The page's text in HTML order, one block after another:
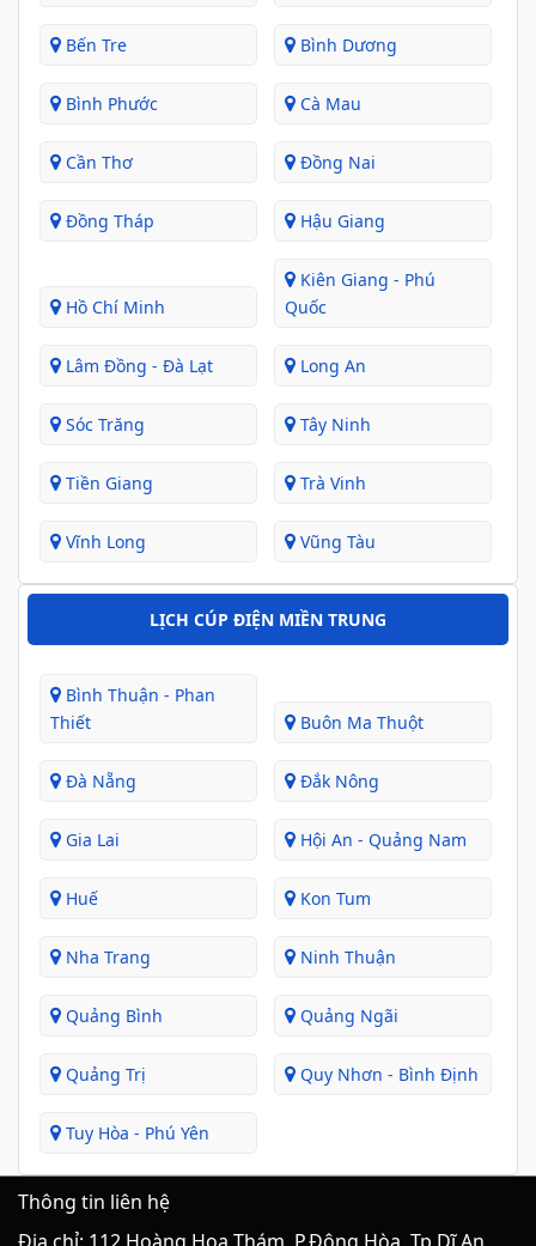
Bến Tre Bình Dương
Bình Phước Cà Mau
Cần Thơ Đồng Nai
Đồng Tháp Hậu Giang
Hồ Chí Minh
Kiên Giang - Phú
Quốc
Lâm Đồng - Đà Lạt Long An
Sóc Trăng Tây Ninh
Tiền Giang Trà Vinh
Vĩnh Long Vũng Tàu
LỊCH CÚP ĐIỆN MIỀN TRUNG
Bình Thuận - Phan
Thiết
Buôn Ma Thuột
Đà Nẵng Đắk Nông
Gia Lai Hội An - Quảng Nam
Huế Kon Tum
Nha Trang Ninh Thuận
Quảng Bình Quảng Ngãi
Quảng Trị Quy Nhơn - Bình Định
Tuy Hòa - Phú Yên
Thông tin liên hệ